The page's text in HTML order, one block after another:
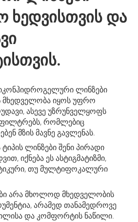
ხედვისთვის და
ლინზები
მხედველობა იყოს უფრო
ასევე უზრუნველყოფს
რომლებიც
მზის მავნე გავლენას.
ტიპის ლინზები შენი პირადი
იქნება ეს ასტიგმატიზმი,
თუ მულტიფოკალური
არა მხოლოდ მხედველობის
არამედ თანამედროვე
და კომფორტის ნაწილი.